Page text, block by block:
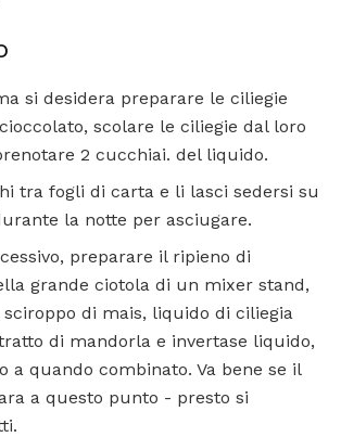
si desidera preparare le ciliegie
scolare le ciliegie dal loro
2 cucchiai. del liquido.
tra fogli di carta e li lasci sedersi su
la notte per asciugare.
preparare il ripieno di
grande ciotola di un mixer stand,
di mais, liquido di ciliegia
di mandorla e invertase liquido,
a quando combinato. Va bene se il
a questo punto - presto si